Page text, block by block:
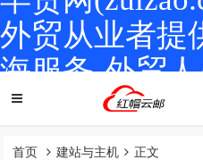
外贸从业者提
海服务-外贸
首页 建站与主机 正文